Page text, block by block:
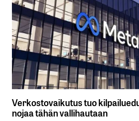
Verkostovaikutus tuo
nojaa tähän vallihautaan